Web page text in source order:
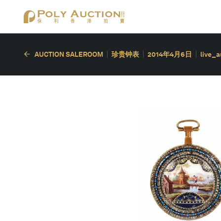
AUCTION SALEROOM 珍贵钟表 2014年4月6日